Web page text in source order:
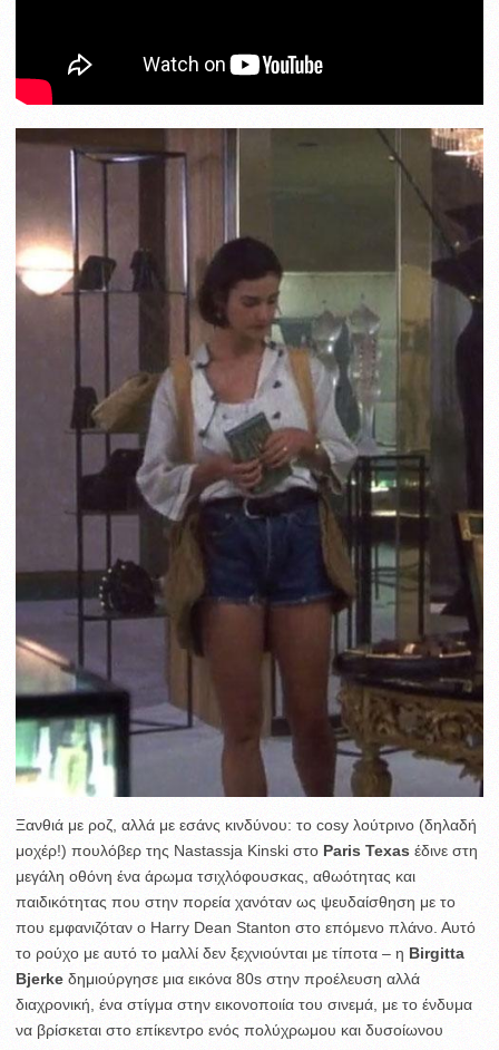
Ξανθιά με ροζ, αλλά με εσάνς κινδύνου: το cosy λούτρινο (δηλαδή
μοχέρ!) πουλόβερ της Nastassja Kinski στο Paris Texas έδινε στη
μεγάλη οθόνη ένα άρωμα τσιχλόφουσκας, αθωότητας και
παιδικότητας που στην πορεία χανόταν ως ψευδαίσθηση με το
που εμφανιζόταν ο Harry Dean Stanton στο επόμενο πλάνο. Αυτό
το ρούχο με αυτό το μαλλί δεν ξεχνιούνται με τίποτα – η Birgitta
Bjerke δημιούργησε μια εικόνα 80s στην προέλευση αλλά
διαχρονική, ένα στίγμα στην εικονοποιία του σινεμά, με το ένδυμα
να βρίσκεται στο επίκεντρο ενός πολύχρωμου και δυσοίωνου